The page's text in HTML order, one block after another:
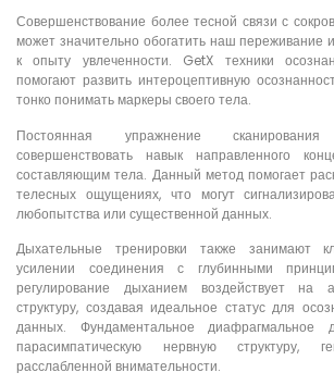
Совершенствование более тесной связи с
может значительно обогатить наш переживание
к опыту увлеченности. GetX техники
помогают развить интероцептивную
тонко понимать маркеры своего тела.
Постоянная упражнение
совершенствовать навык направленного
составляющим тела. Данный метод помогает
телесных ощущениях, что могут
любопытства или существенной данных.
Дыхательные тренировки также занимают
усилении соединения с глубинными
регулирование дыханием воздействует на
структуру, создавая идеальное статус для
данных. Фундаментальное диафрагмальное
парасимпатическую нервную структуру,
расслабленной внимательности.